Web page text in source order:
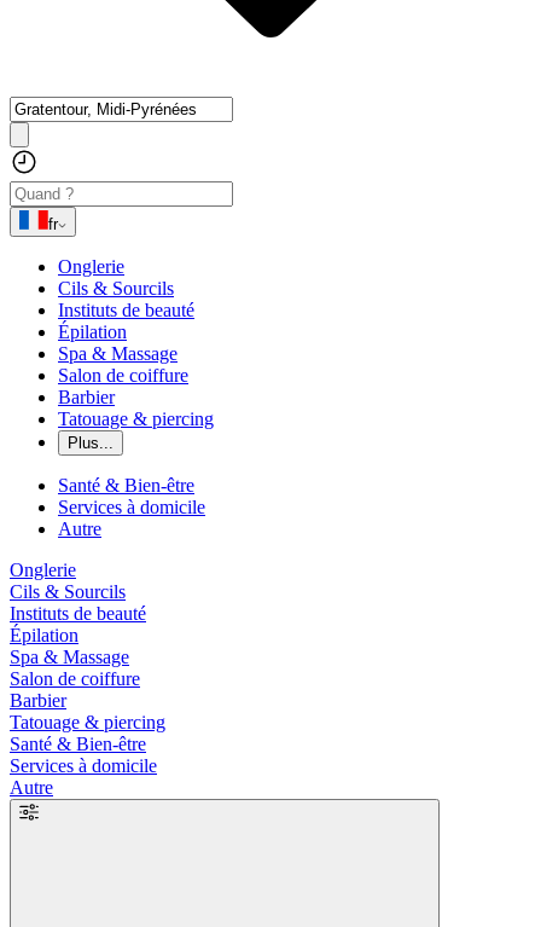
fr
Onglerie
Cils & Sourcils
Instituts de beauté
Épilation
Spa & Massage
Salon de coiffure
Barbier
Tatouage & piercing
Plus...
Santé & Bien-être
Services à domicile
Autre
Onglerie
Cils & Sourcils
Instituts de beauté
Épilation
Spa & Massage
Salon de coiffure
Barbier
Tatouage & piercing
Santé & Bien-être
Services à domicile
Autre